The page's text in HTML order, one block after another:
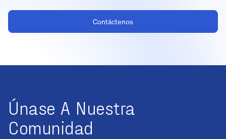
Contáctenos
Únase A Nuestra
Comunidad